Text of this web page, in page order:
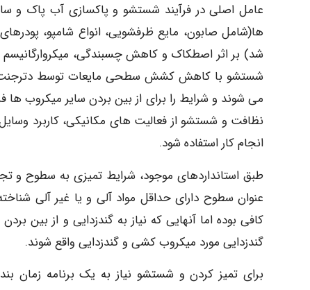
عامل اصلی در فرآیند شستشو و پاکسازی آب پاک و
ها(شامل صابون، مایع ظرفشویی، انواع شامپو،
شد) بر اثر اصطکاک و کاهش چسبندگی،
شستشو با کاهش کشش سطحی مایعات توسط دترجنت
می شوند و شرایط را برای از بین بردن سایر میکروب
نظافت و شستشو از فعالیت های مکانیکی، کاربرد
انجام کار استفاده شود.
طبق استانداردهای موجود، شرایط تمیزی به سطوح و
عنوان سطوح دارای حداقل مواد آلی و یا غیر آلی
کافی بوده اما آنهایی که نیاز به گندزدایی و از بین
گندزدایی مورد میکروب کشی و گندزدایی واقع شوند.
برای تمیز کردن و شستشو نیاز به یک برنامه زمان